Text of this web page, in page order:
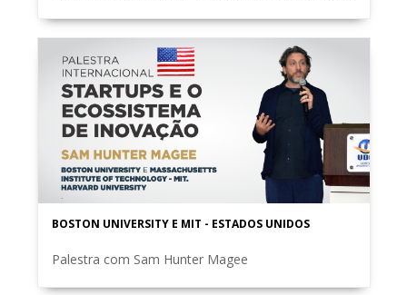
BOSTON UNIVERSITY E MIT - ESTADOS UNIDOS
Palestra com Sam Hunter Magee